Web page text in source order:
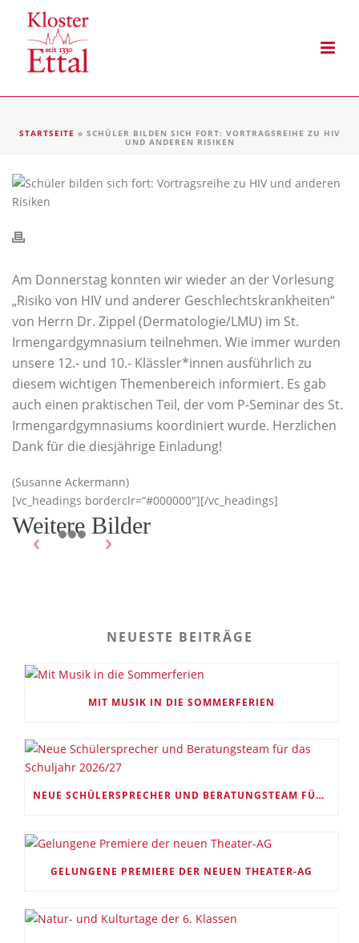
STARTSEITE » SCHÜLER BILDEN SICH FORT: VORTRAGSREIHE ZU HIV
UND ANDEREN RISIKEN
Am Donnerstag konnten wir wieder an der Vorlesung
„Risiko von HIV und anderer Geschlechtskrankheiten“
von Herrn Dr. Zippel (Dermatologie/LMU) im St.
Irmengardgymnasium teilnehmen. Wie immer wurden
unsere 12.- und 10.- Klässler*innen ausführlich zu
diesem wichtigen Themenbereich informiert. Es gab
auch einen praktischen Teil, der vom P-Seminar des St.
Irmengardgymnasiums koordiniert wurde. Herzlichen
Dank für die diesjährige Einladung!
(Susanne Ackermann)
[vc_headings borderclr=“#000000″][/vc_headings]
Weitere Bilder
NEUESTE BEITRÄGE
MIT MUSIK IN DIE SOMMERFERIEN
NEUE SCHÜLERSPRECHER UND BERATUNGSTEAM FÜR DAS SCHULJAHR 2026/27
GELUNGENE PREMIERE DER NEUEN THEATER-AG